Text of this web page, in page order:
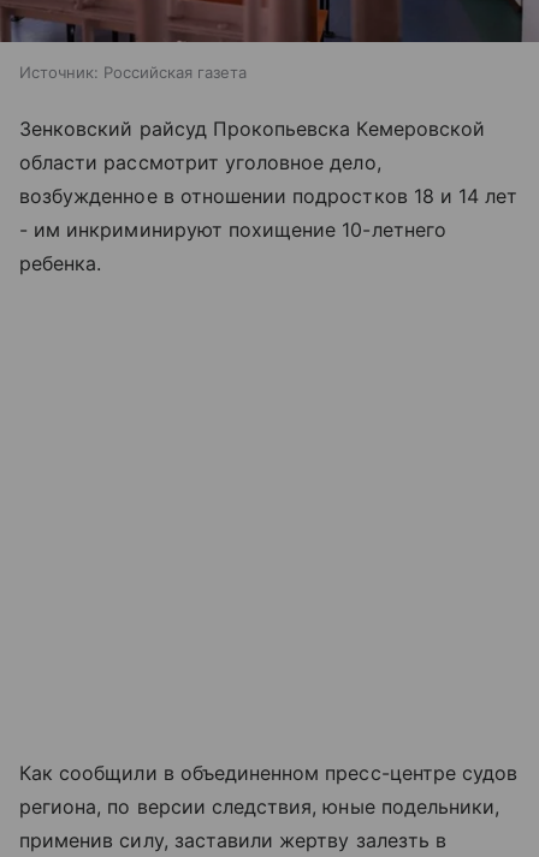
Источник: Российская газета
Зенковский райсуд Прокопьевска Кемеровской
области рассмотрит уголовное дело,
возбужденное в отношении подростков 18 и 14 лет
- им инкриминируют похищение 10-летнего
ребенка.
Как сообщили в объединенном пресс-центре судов
региона, по версии следствия, юные подельники,
применив силу, заставили жертву залезть в